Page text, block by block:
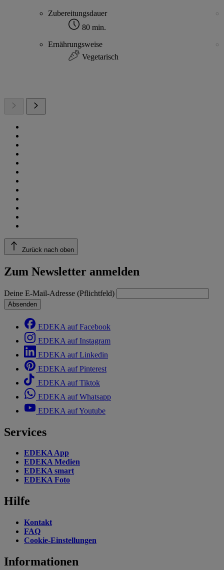
Zubereitungsdauer
80 min.
Ernährungsweise
Vegetarisch
Zurück nach oben
Zum Newsletter anmelden
Deine E-Mail-Adresse (Pflichtfeld)
Absenden
EDEKA auf Facebook
EDEKA auf Instagram
EDEKA auf Linkedin
EDEKA auf Pinterest
EDEKA auf Tiktok
EDEKA auf Whatsapp
EDEKA auf Youtube
Services
EDEKA App
EDEKA Medien
EDEKA smart
EDEKA Foto
Hilfe
Kontakt
FAQ
Cookie-Einstellungen
Informationen